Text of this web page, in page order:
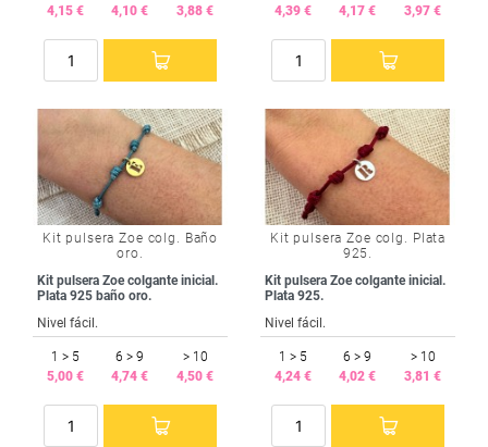
4,15 €
4,10 €
3,88 €
4,39 €
4,17 €
3,97 €
Kit pulsera Zoe colg. Baño
oro.
Kit pulsera Zoe colgante inicial.
Plata 925 baño oro.
Nivel fácil.
1 > 5
5,00 €
6 > 9
4,74 €
> 10
4,50 €
Kit pulsera Zoe colg. Plata
925.
Kit pulsera Zoe colgante inicial.
Plata 925.
Nivel fácil.
1 > 5
4,24 €
6 > 9
4,02 €
> 10
3,81 €